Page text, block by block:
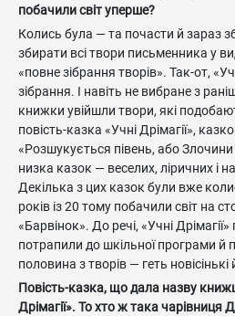
побачили світ уперше?
Колись була — та почасти й зараз
збирати всі твори письменника у
«повне зібрання творів». Так-от,
зібрання. І навіть не вибране з
книжки увійшли твори, які
повість-казка «Учні Дрімагії»,
«Розшукується півень, або Злочини
низка казок — веселих, ліричних і
Декілька з цих казок були вже
років із 20 тому побачили світ на
«Барвінок». До речі, «Учні Дрімагії»
потрапили до шкільної програми
половина з творів — геть новісінькі
Повість-казка, що дала назву
Дрімагії». То хто ж така чарівниця